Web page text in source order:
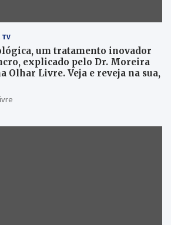
TV
um tratamento inovador
explicado pelo Dr. Moreira
Olhar Livre. Veja e reveja na sua,